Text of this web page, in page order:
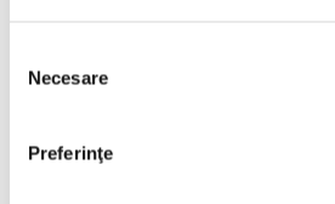
consimțământului
Necesare
PreferinţeMai 2024